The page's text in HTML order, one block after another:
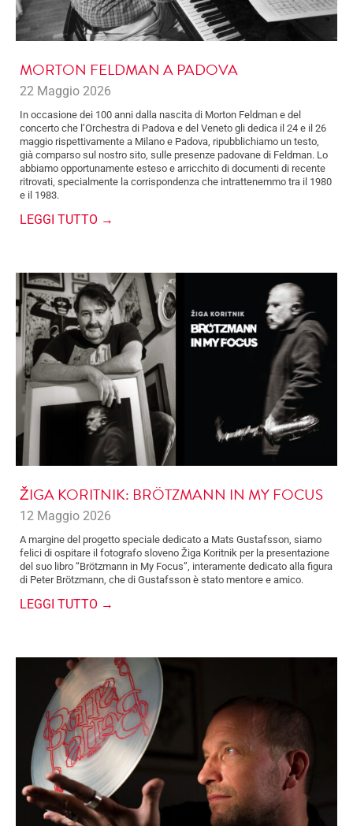
MORTON FELDMAN A PADOVA
22 Maggio 2026
In occasione dei 100 anni dalla nascita di Morton Feldman e del
concerto che l’Orchestra di Padova e del Veneto gli dedica il 24 e il 26
maggio rispettivamente a Milano e Padova, ripubblichiamo un testo,
già comparso sul nostro sito, sulle presenze padovane di Feldman. Lo
abbiamo opportunamente esteso e arricchito di documenti di recente
ritrovati, specialmente la corrispondenza che intrattenemmo tra il 1980
e il 1983.
LEGGI TUTTO →
ŽIGA KORITNIK: BRÖTZMANN IN MY FOCUS
12 Maggio 2026
A margine del progetto speciale dedicato a Mats Gustafsson, siamo
felici di ospitare il fotografo sloveno Žiga Koritnik per la presentazione
del suo libro “Brötzmann in My Focus”, interamente dedicato alla figura
di Peter Brötzmann, che di Gustafsson è stato mentore e amico.
LEGGI TUTTO →